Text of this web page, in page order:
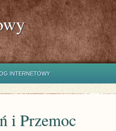
INTERNETOWY
i Przemoc